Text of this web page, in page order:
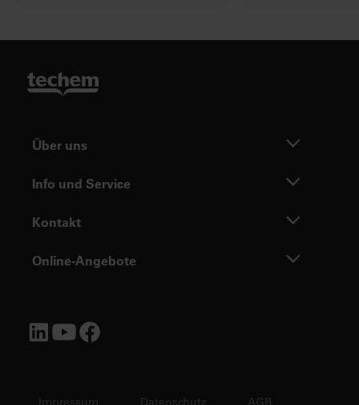
Über uns
Info und Service
Kontakt
Online-Angebote
Impressum Datenschutz AGB